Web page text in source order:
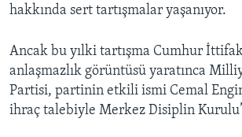
hakkında sert tartışmalar yaşanıyor.
Ancak bu yılki tartışma Cumhur
anlaşmazlık görüntüsü yaratınca
Partisi, partinin etkili ismi Cemal
ihraç talebiyle Merkez Disiplin